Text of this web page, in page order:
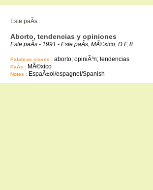
Este paÃ­s
Aborto, tendencias y opiniones
Este paÃ­s - 1991 - Este paÃ­s, MÃ©xico, D.F, 8
Palabras claves : aborto; opiniÃ³n; tendencias
PaÃ­s : MÃ©xico
Notes : EspaÃ±ol/espagnol/Spanish